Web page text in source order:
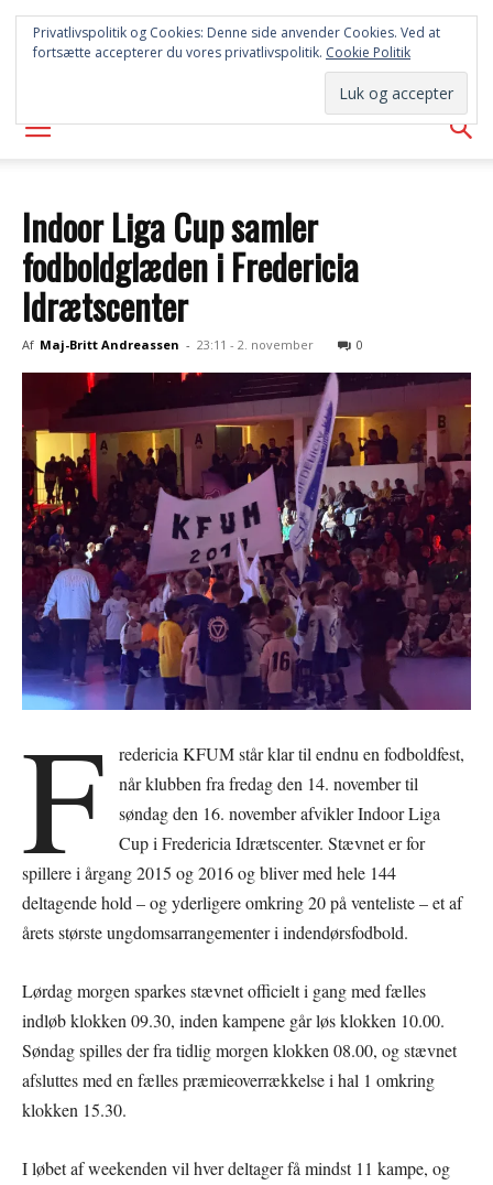
SYD
AVISEN
Indoor Liga Cup samler
fodboldglæden i Fredericia
Idrætscenter
Af Maj-Britt Andreassen - 23:11 - 2. november 0
F
redericia KFUM står klar til endnu en fodboldfest,
når klubben fra fredag den 14. november til
søndag den 16. november afvikler Indoor Liga
Cup i Fredericia Idrætscenter. Stævnet er for
spillere i årgang 2015 og 2016 og bliver med hele 144
deltagende hold – og yderligere omkring 20 på venteliste – et af
årets største ungdomsarrangementer i indendørsfodbold.
Lørdag morgen sparkes stævnet officielt i gang med fælles
indløb klokken 09.30, inden kampene går løs klokken 10.00.
Søndag spilles der fra tidlig morgen klokken 08.00, og stævnet
afsluttes med en fælles præmieoverrækkelse i hal 1 omkring
klokken 15.30.
I løbet af weekenden vil hver deltager få mindst 11 kampe, og
Privatlivspolitik og Cookies: Denne side anvender Cookies. Ved at
fortsætte accepterer du vores privatlivspolitik. Cookie Politik